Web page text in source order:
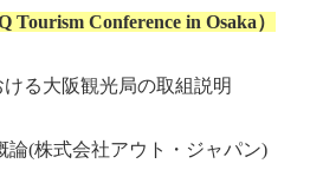
Conference in Osaka）
ける大阪観光局の取組説明
論(株式会社アウト・ジャパン)